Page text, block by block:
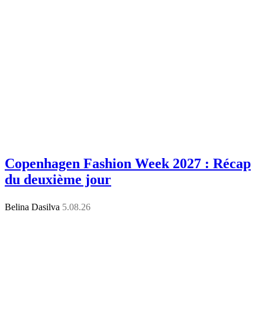
Copenhagen Fashion Week 2027 : Récap
du deuxième jour
Belina Dasilva 5.08.26